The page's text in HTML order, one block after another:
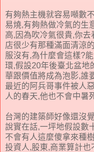
有夠熱主機就容易噸數
易燒,有夠熱做冷氣的生
高,因為吹冷氣很貴,你
店很少有那種滿面清涼
服沒有,為什麼會這樣?
環,假設20年後臺北盆地
華跟價值將成為泡影,誰
最近的阿兵哥事件被人
人的春天,他也不會中暑
台灣的建築師好像還沒
說實在話,一坪地假設數
不會有人這麼傻拿來種
投資人,股東,商業算計